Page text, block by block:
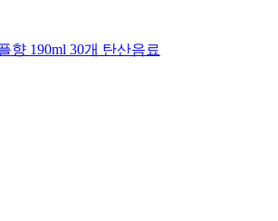
향 190ml 30개 탄산음료